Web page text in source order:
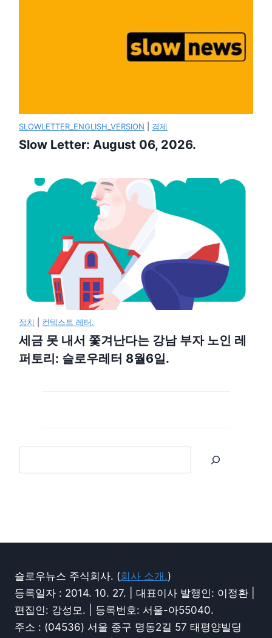
SLOWLETTER_ENGLISH_VERSION 경제
Slow Letter: August 06, 2026.
정치 컨텍스트 레터.
세금 못 내서 쫓겨난다는 강남 부자 노인 레
퍼토리: 슬로우레터 8월6일.
슬로우뉴스 주식회사. (회사 소개.)
등록일자 : 2014. 10. 27. | 대표이사 발행인: 이정환 |
편집인: 강성모. | 등록번호: 서울-아55040.
주소 : (04536) 서울 중구 명동2길 57 태평양빌딩